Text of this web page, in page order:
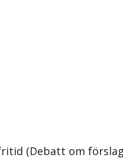
(Debatt om